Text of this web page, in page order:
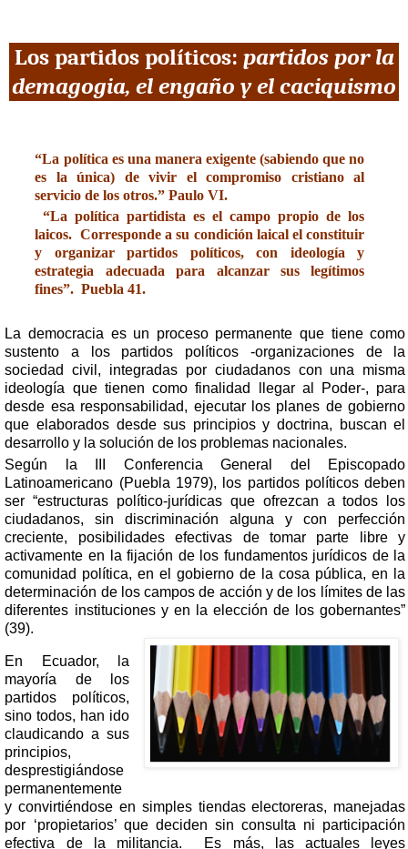
Los partidos políticos: partidos por la
demagogia, el engaño y el caciquismo
“La política es una manera exigente (sabiendo que no
es la única) de vivir el compromiso cristiano al
servicio de los otros.”Paulo VI.
“La política partidista es el campo propio de los
laicos. Corresponde a su condición laical el constituir
y organizar partidos políticos, con ideología y
estrategia adecuada para alcanzar sus legítimos
fines”.Puebla 41.
La democracia es un proceso permanente que tiene como
sustento a los partidos políticos -organizaciones de la
sociedad civil, integradas por ciudadanos con una misma
ideología que tienen como finalidad llegar al Poder-, para
desde esa responsabilidad, ejecutar los planes de gobierno
que elaborados desde sus principios y doctrina, buscan el
desarrollo y la solución de los problemas nacionales.
Según la
III Conferencia General del Episcopado
Latinoamericano (Puebla 1979), los partidos políticos deben
ser “estructuras político-jurídicas que ofrezcan a todos los
ciudadanos, sin discriminación alguna y con perfección
creciente, posibilidades efectivas de tomar parte libre y
activamente en la fijación de los fundamentos jurídicos de la
comunidad política, en el gobierno de la cosa pública, en la
determinación de los campos de acción y de los límites de las
diferentes instituciones y en la elección de los gobernantes”
(39).
En Ecuador, la
mayoría de los
partidos políticos,
sino todos, han ido
claudicando a sus
principios,
desprestigiándose
permanentemente
y convirtiéndose en simples tiendas electoreras, manejadas
por ‘propietarios’ que deciden sin consulta ni participación
efectiva de la militancia.
Es más, las actuales leyes